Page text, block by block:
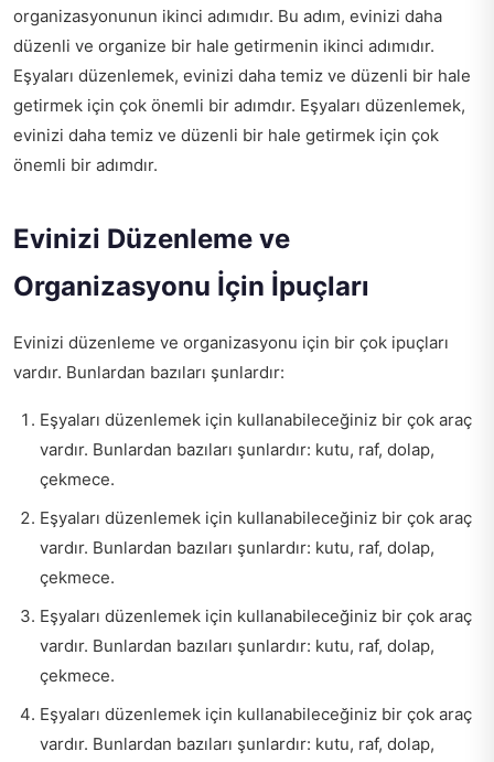
organizasyonunun ikinci adımıdır. Bu adım, evinizi daha
düzenli ve organize bir hale getirmenin ikinci adımıdır.
Eşyaları düzenlemek, evinizi daha temiz ve düzenli bir hale
getirmek için çok önemli bir adımdır. Eşyaları düzenlemek,
evinizi daha temiz ve düzenli bir hale getirmek için çok
önemli bir adımdır.
Evinizi Düzenleme ve
Organizasyonu İçin İpuçları
Evinizi düzenleme ve organizasyonu için bir çok ipuçları
vardır. Bunlardan bazıları şunlardır:
Eşyaları düzenlemek için kullanabileceğiniz bir çok araç
vardır. Bunlardan bazıları şunlardır: kutu, raf, dolap,
çekmece.
Eşyaları düzenlemek için kullanabileceğiniz bir çok araç
vardır. Bunlardan bazıları şunlardır: kutu, raf, dolap,
çekmece.
Eşyaları düzenlemek için kullanabileceğiniz bir çok araç
vardır. Bunlardan bazıları şunlardır: kutu, raf, dolap,
çekmece.
Eşyaları düzenlemek için kullanabileceğiniz bir çok araç
vardır. Bunlardan bazıları şunlardır: kutu, raf, dolap,